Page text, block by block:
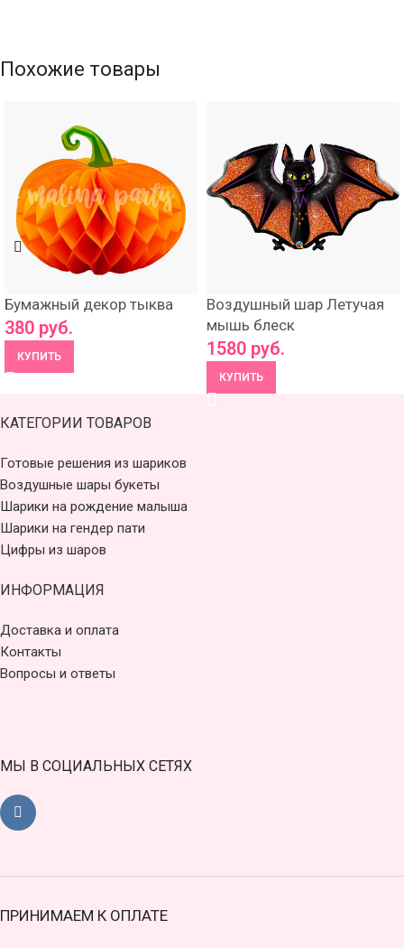
Похожие товары
Бумажный декор тыква
380 руб.
КУПИТЬ
Воздушный шар Летучая
мышь блеск
1580 руб.
КУПИТЬ
КАТЕГОРИИ ТОВАРОВ
Готовые решения из шариков
Воздушные шары букеты
Шарики на рождение малыша
Шарики на гендер пати
Цифры из шаров
ИНФОРМАЦИЯ
Доставка и оплата
Контакты
Вопросы и ответы
МЫ В СОЦИАЛЬНЫХ СЕТЯХ
ПРИНИМАЕМ К ОПЛАТЕ